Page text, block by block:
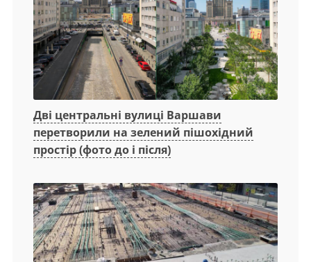
Дві центральні вулиці Варшави
перетворили на зелений пішохідний
простір (фото до і після)